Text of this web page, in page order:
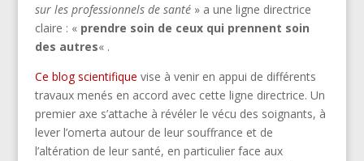
sur les professionnels de santé» a une ligne directrice
claire : « prendre soin de ceux qui prennent soin
des autres« .
Ce blog scientifique vise à venir en appui de différents
travaux menés en accord avec cette ligne directrice. Un
premier axe s’attache à révéler le vécu des soignants, à
lever l’omerta autour de leur souffrance et de
l’altération de leur santé, en particulier face aux